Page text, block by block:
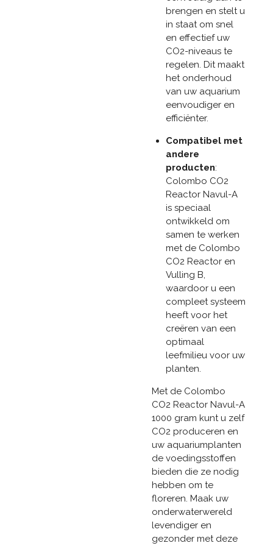
brengen en stelt u
in staat om snel
en effectief uw
CO2-niveaus te
regelen. Dit maakt
het onderhoud
van uw aquarium
eenvoudiger en
efficiënter.
Compatibel met
andere
producten:
Colombo CO2
Reactor Navul-A
is speciaal
ontwikkeld om
samen te werken
met de Colombo
CO2 Reactor en
Vulling B,
waardoor u een
compleet systeem
heeft voor het
creëren van een
optimaal
leefmilieu voor uw
planten.
Met de Colombo
CO2 Reactor Navul-A
1000 gram kunt u zelf
CO2 produceren en
uw aquariumplanten
de voedingsstoffen
bieden die ze nodig
hebben om te
floreren. Maak uw
onderwaterwereld
levendiger en
gezonder met deze